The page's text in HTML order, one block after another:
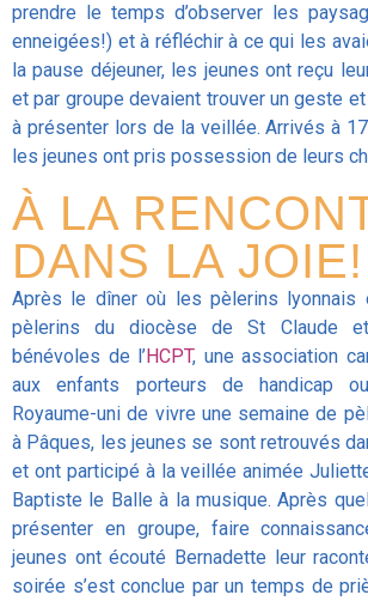
prendre le temps d’observer les
enneigées!) et à réfléchir à ce qui les
la pause déjeuner, les jeunes ont reçu
et par groupe devaient trouver un geste et
à présenter lors de la veillée. Arrivés à
les jeunes ont pris possession de leurs
À LA
DANS LA JOIE!
Après le dîner où les pèlerins lyonnais
pèlerins du diocèse de St Claude
bénévoles de l’HCPT, une association
aux enfants porteurs de handicap
Royaume-uni de vivre une semaine de
à Pâques, les jeunes se sont retrouvés
et ont participé à la veillée animée
Baptiste le Balle à la musique. Après
présenter en groupe, faire
jeunes ont écouté Bernadette leur
soirée s’est conclue par un temps de